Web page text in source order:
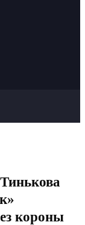
короны